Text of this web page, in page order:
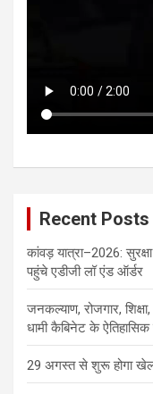
Recent Posts
कांवड़ यात्रा–2026:
पहुंचे एडीजी लॉ एंड ऑर्डर
जनकल्याण, रोजगार,
धामी कैबिनेट के
29 अगस्त से शुरू होगा खेल